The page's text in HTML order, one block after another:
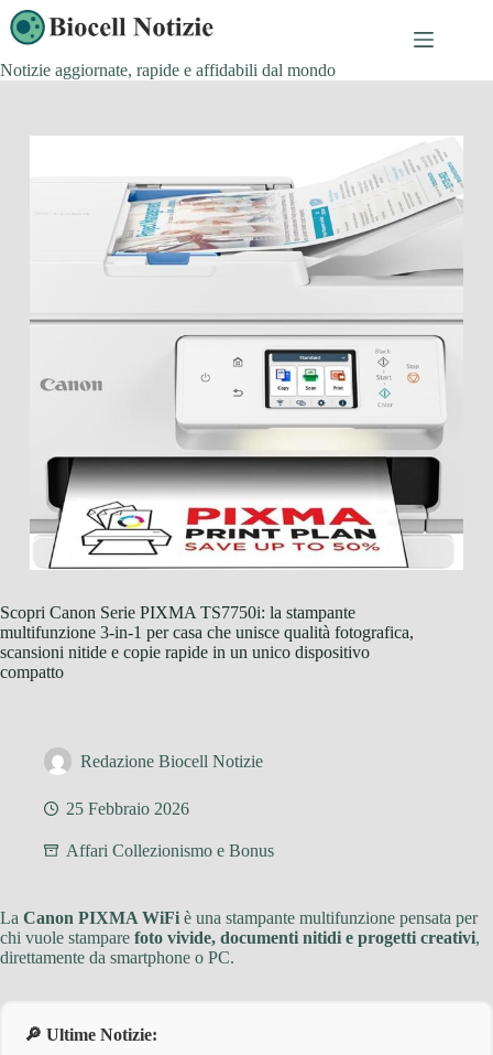
Salta
al
contenuto
Notizie aggiornate, rapide e affidabili dal mondo
Scopri Canon Serie PIXMA TS7750i: la stampante
multifunzione 3-in-1 per casa che unisce qualità fotografica,
scansioni nitide e copie rapide in un unico dispositivo
compatto
Redazione Biocell Notizie
25 Febbraio 2026
Affari Collezionismo e Bonus
La Canon PIXMA WiFi è una stampante multifunzione pensata per
chi vuole stampare foto vivide, documenti nitidi e progetti creativi,
direttamente da smartphone o PC.
🔎 Ultime Notizie: